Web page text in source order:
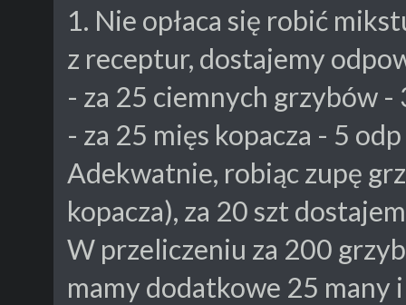
1. Nie opłaca się robić
z receptur, dostajemy
- za 25 ciemnych grzybów -
- za 25 mięs kopacza - 5
Adekwatnie, robiąc zupę
kopacza), za 20 szt
W przeliczeniu za 200
mamy dodatkowe 25 many